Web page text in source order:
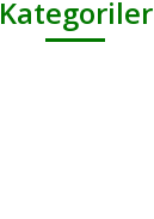
Kategoriler